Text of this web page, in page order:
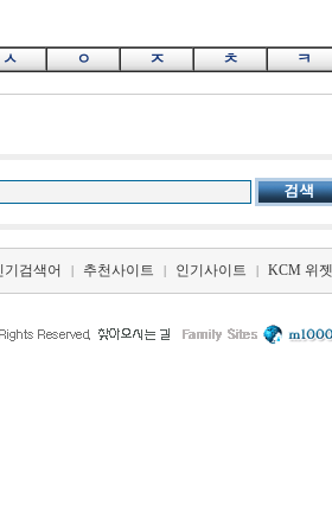
ㅅ ㅇ ㅈ ㅊ ㅋ
기검색어 | 추천사이트 | 인기사이트 | KCM 위